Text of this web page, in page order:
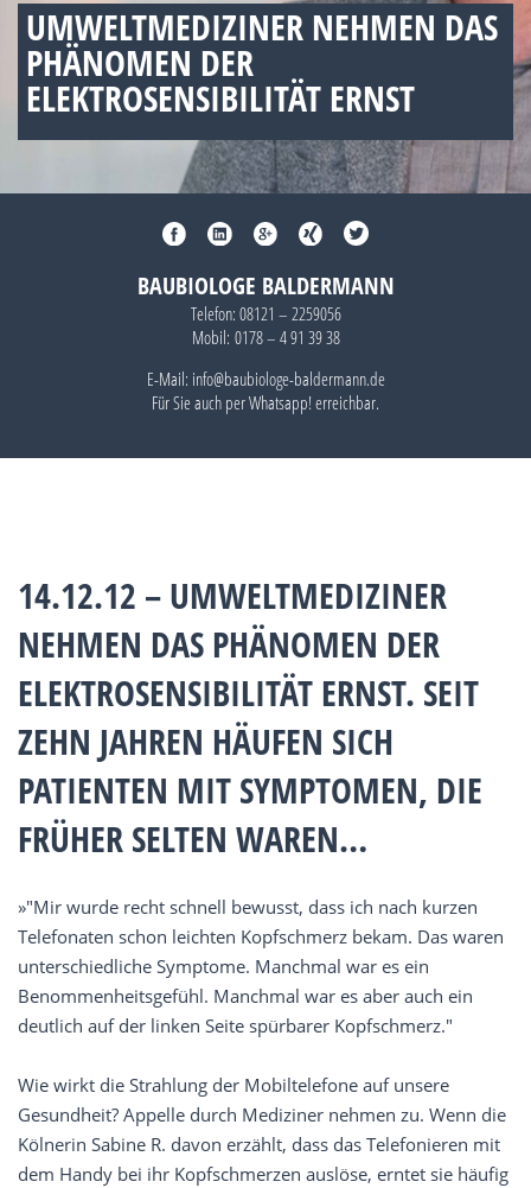
UMWELTMEDIZINER NEHMEN DAS
PHÄNOMEN DER
ELEKTROSENSIBILITÄT ERNST
BAUBIOLOGE BALDERMANN
Telefon: 08121 – 2259056
Mobil: 0178 – 4 91 39 38
E-Mail: info@baubiologe-baldermann.de
Für Sie auch perWhatsapp!erreichbar.
14.12.12 – UMWELTMEDIZINER
NEHMEN DAS PHÄNOMEN DER
ELEKTROSENSIBILITÄT ERNST. SEIT
ZEHN JAHREN HÄUFEN SICH
PATIENTEN MIT SYMPTOMEN, DIE
FRÜHER SELTEN WAREN…
»"Mir wurde recht schnell bewusst, dass ich nach kurzen
Telefonaten schon leichten Kopfschmerz bekam. Das waren
unterschiedliche Symptome. Manchmal war es ein
Benommenheitsgefühl. Manchmal war es aber auch ein
deutlich auf der linken Seite spürbarer Kopfschmerz."
Wie wirkt die Strahlung der Mobiltelefone auf unsere
Gesundheit? Appelle durch Mediziner nehmen zu. Wenn die
Kölnerin Sabine R. davon erzählt, dass das Telefonieren mit
dem Handy bei ihr Kopfschmerzen auslöse, erntet sie häufig